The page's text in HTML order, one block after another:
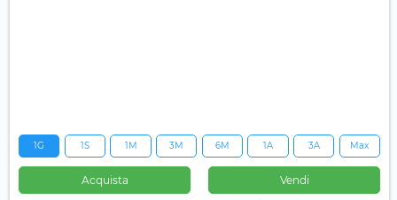
1G 1S 1M 3M 6M 1A 3A Max
Acquista Vendi